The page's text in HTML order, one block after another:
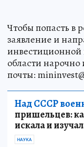
Чтобы попасть в
заявление и
инвестиционной
области
почты:
Над СССР
пришельцев:
искала и
НАУКА